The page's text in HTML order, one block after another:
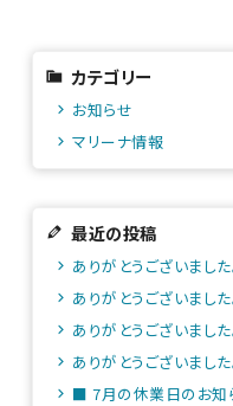
カテゴリー
お知らせ
マリーナ情報
最近の投稿
ありがとうございました
ありがとうございました
ありがとうございました
ありがとうございました
■ 7月の休業日のお知